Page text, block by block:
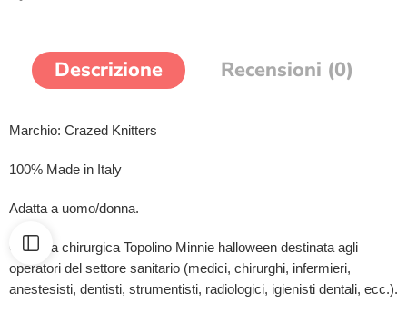
Descrizione Recensioni (0)
Marchio: Crazed Knitters
100% Made in Italy
Adatta a uomo/donna.
Cuffietta chirurgica Topolino Minnie halloween destinata agli
operatori del settore sanitario (medici, chirurghi, infermieri,
anestesisti, dentisti, strumentisti, radiologici, igienisti dentali, ecc.).